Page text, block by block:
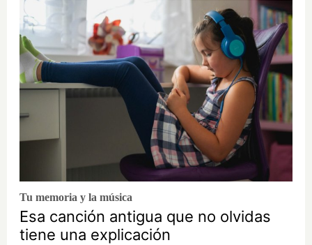
Tu memoria y la música
Esa canción antigua que no olvidas
tiene una explicación